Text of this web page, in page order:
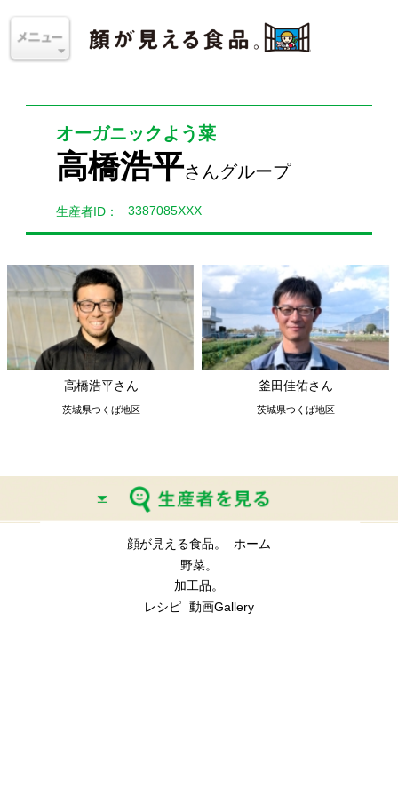
高橋浩平さんグループ
高橋浩平さん
茨城県つくば地区
釜田佳佑さん
茨城県つくば地区
顔が見える食品。
野菜。
加工品。
レシピ 動画Gallery